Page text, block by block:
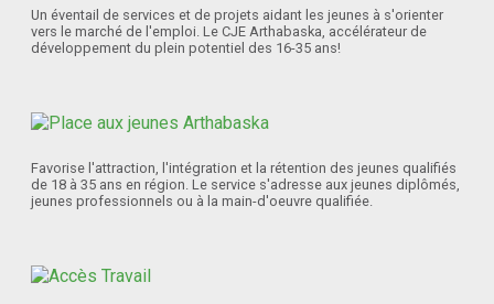
Un éventail de services et de projets aidant les jeunes à s'orienter
vers le marché de l'emploi. Le CJE Arthabaska, accélérateur de
développement du plein potentiel des 16-35 ans!
Favorise l'attraction, l'intégration et la rétention des jeunes qualifiés
de 18 à 35 ans en région. Le service s'adresse aux jeunes diplômés,
jeunes professionnels ou à la main-d'oeuvre qualifiée.